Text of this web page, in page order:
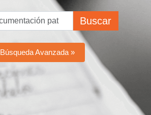
Buscar
Búsqueda Avanzada »